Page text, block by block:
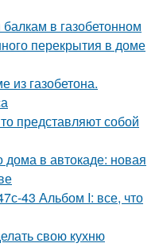
в газобетонном
перекрытия в доме
из газобетона.
представляют собой
дома в автокаде: новая
43 Альбом I: все, что
свою кухню